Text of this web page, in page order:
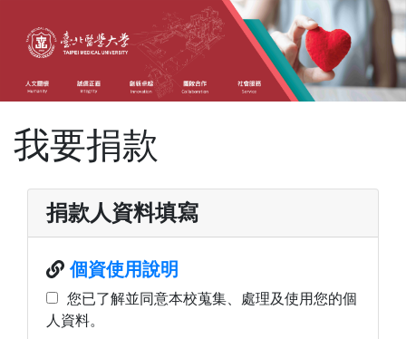
我要捐款
捐款人資料填寫
個資使用說明
您已了解並同意本校蒐集、處理及使用您的個
人資料。